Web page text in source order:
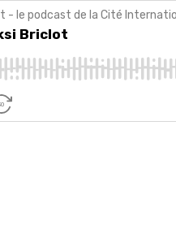
Aleksi Briclot
- le podcast de la Cité
Briclot